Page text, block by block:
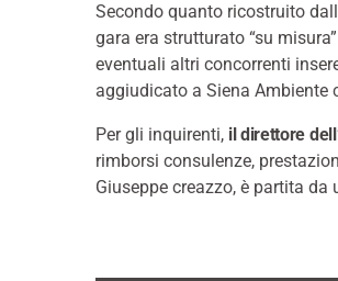
Secondo quanto ricostruito
gara era strutturato “su
eventuali altri concorrenti
aggiudicato a Siena Ambiente
Per gli inquirenti, il direttore
rimborsi consulenze,
Giuseppe creazzo, è partita